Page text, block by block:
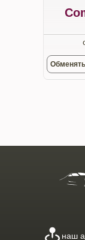
наш